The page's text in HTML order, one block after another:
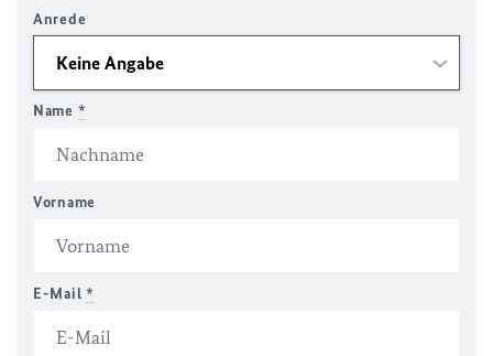
Anrede
Name *
Vorname
E-Mail *